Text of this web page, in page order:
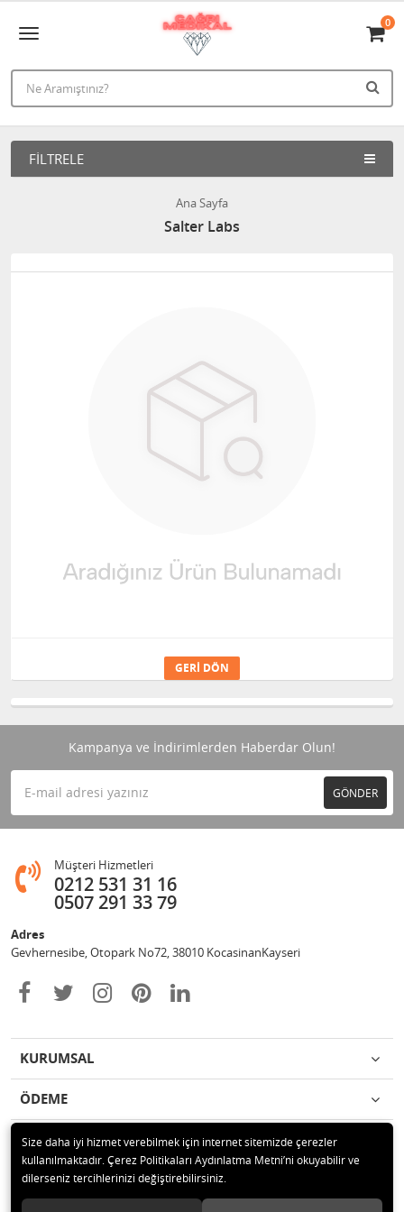
0
FILTRELE
Ana Sayfa
Salter Labs
GERI DÖN
Kampanya ve İndirimlerden Haberdar Olun!
GÖNDER
Müşteri Hizmetleri
0212 531 31 16
0507 291 33 79
Adres
Gevhernesibe, Otopark No72, 38010 KocasinanKayseri
KURUMSAL
ÖDEME
İLETİŞİM
© 2020 Çağrı Medikal Tekerlekli Sandalye Mağazası Tüm hakları saklıdır.
Size daha iyi hizmet verebilmek için internet sitemizde çerezler
kullanılmaktadır. Çerez Politikaları Aydınlatma Metni’ni okuyabilir ve
dilerseniz tercihlerinizi değiştirebilirsiniz.